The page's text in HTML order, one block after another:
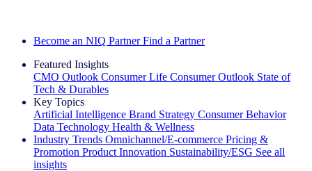
Become an NIQ Partner Find a Partner
Featured Insights
CMO Outlook Consumer Life Consumer Outlook State of
Tech & Durables
Key Topics
Artificial Intelligence Brand Strategy Consumer Behavior
Data Technology Health & Wellness
Industry Trends Omnichannel/E-commerce Pricing &
Promotion Product Innovation Sustainability/ESG See all
insights